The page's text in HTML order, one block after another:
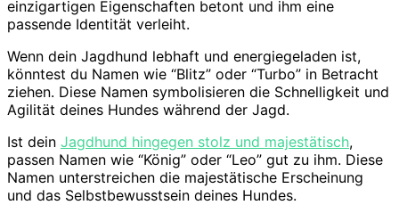
einzigartigen Eigenschaften betont und ihm eine
passende Identität verleiht.
Wenn dein Jagdhund lebhaft und energiegeladen ist,
könntest du Namen wie “Blitz” oder “Turbo” in Betracht
ziehen. Diese Namen symbolisieren die Schnelligkeit und
Agilität deines Hundes während der Jagd.
Ist dein Jagdhund hingegen stolz und majestätisch,
passen Namen wie “König” oder “Leo” gut zu ihm. Diese
Namen unterstreichen die majestätische Erscheinung
und das Selbstbewusstsein deines Hundes.